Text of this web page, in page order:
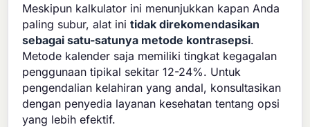
Meskipun kalkulator ini menunjukkan kapan Anda
paling subur, alat initidak direkomendasikan
sebagai satu-satunya metode kontrasepsi.
Metode kalender saja memiliki tingkat kegagalan
penggunaan tipikal sekitar 12-24%. Untuk
pengendalian kelahiran yang andal, konsultasikan
dengan penyedia layanan kesehatan tentang opsi
yang lebih efektif.